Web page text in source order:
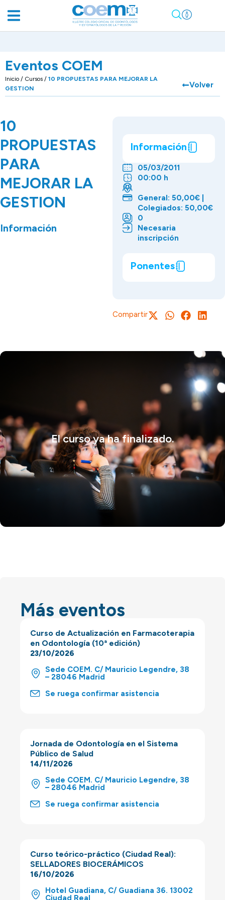
Eventos COEM
Inicio / Cursos / 10 PROPUESTAS PARA MEJORAR LA
GESTION
Volver
10
PROPUESTAS
PARA
MEJORAR LA
GESTION
Información
Información
05/03/2011
00:00 h
General: 50,00€ |
Colegiados: 50,00€
0
Necesaria
inscripción
Ponentes
Compartir
El curso ya ha finalizado.
Más eventos
Curso de Actualización en Farmacoterapia
en Odontología (10ª edición)
23/10/2026
Sede COEM. C/ Mauricio Legendre, 38
– 28046 Madrid
Se ruega confirmar asistencia
Jornada de Odontología en el Sistema
Público de Salud
14/11/2026
Sede COEM. C/ Mauricio Legendre, 38
– 28046 Madrid
Se ruega confirmar asistencia
Curso teórico-práctico (Ciudad Real):
SELLADORES BIOCERÁMICOS
16/10/2026
Hotel Guadiana, C/ Guadiana 36. 13002
Ciudad Real